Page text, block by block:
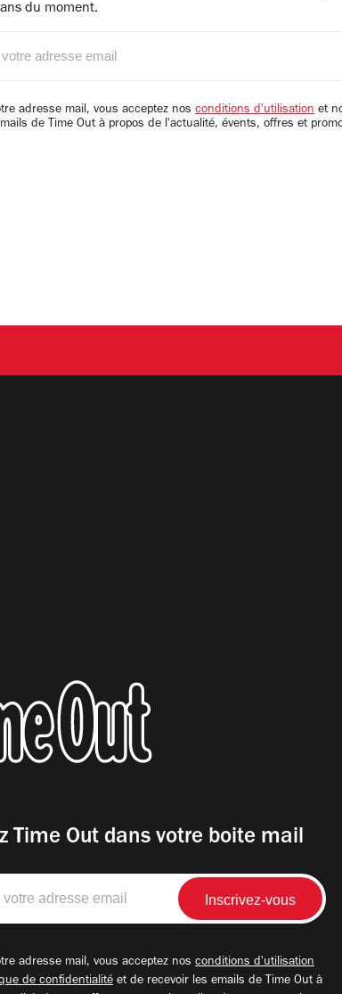
du moment.
adresse mail, vous acceptez nos conditions d'utilisation et
de Time Out à propos de l'actualité, évents, offres et
Time Out dans votre boite mail
adresse mail, vous acceptez nos conditions d'utilisation
de confidentialité et de recevoir les emails de Time Out à